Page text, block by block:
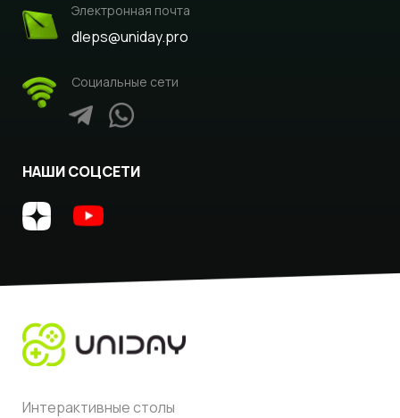
Электронная почта
dleps@uniday.pro
Социальные сети
НАШИ СОЦСЕТИ
Интерактивные столы